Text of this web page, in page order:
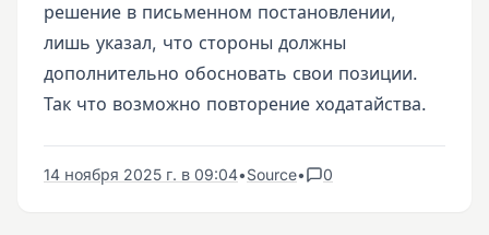
решение в письменном постановлении,
лишь указал, что стороны должны
дополнительно обосновать свои позиции.
Так что возможно повторение ходатайства.
14 ноября 2025 г. в 09:04•Source• 0